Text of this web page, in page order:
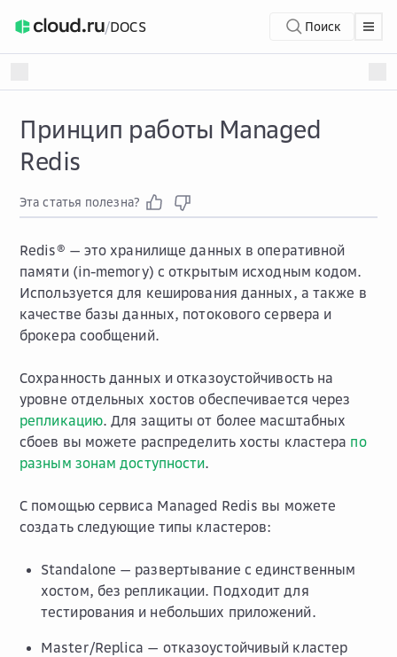
/DOCS Поиск
Принцип работы Managed
Redis
Эта статья полезна?
Redis® — это хранилище данных в оперативной
памяти (in-memory) с открытым исходным кодом.
Используется для кеширования данных, а также в
качестве базы данных, потокового сервера и
брокера сообщений.
Сохранность данных и отказоустойчивость на
уровне отдельных хостов обеспечивается через
репликацию. Для защиты от более масштабных
сбоев вы можете распределить хосты кластера по
разным зонам доступности.
С помощью сервиса Managed Redis вы можете
создать следующие типы кластеров:
Standalone — развертывание с единственным
хостом, без репликации. Подходит для
тестирования и небольших приложений.
Master/Replica — отказоустойчивый кластер